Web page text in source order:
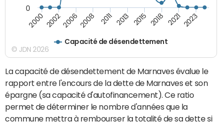
Capacité de désendettement
2000 200220062008 2011 2013 2015 2018 2021 2023
0
© JDN 2026
La capacité de désendettement de Marnaves évalue le
rapport entre l'encours de la dette de Marnaves et son
épargne (sa capacité d'autofinancement). Ce ratio
permet de déterminer le nombre d'années que la
commune mettra à rembourser la totalité de sa dette si